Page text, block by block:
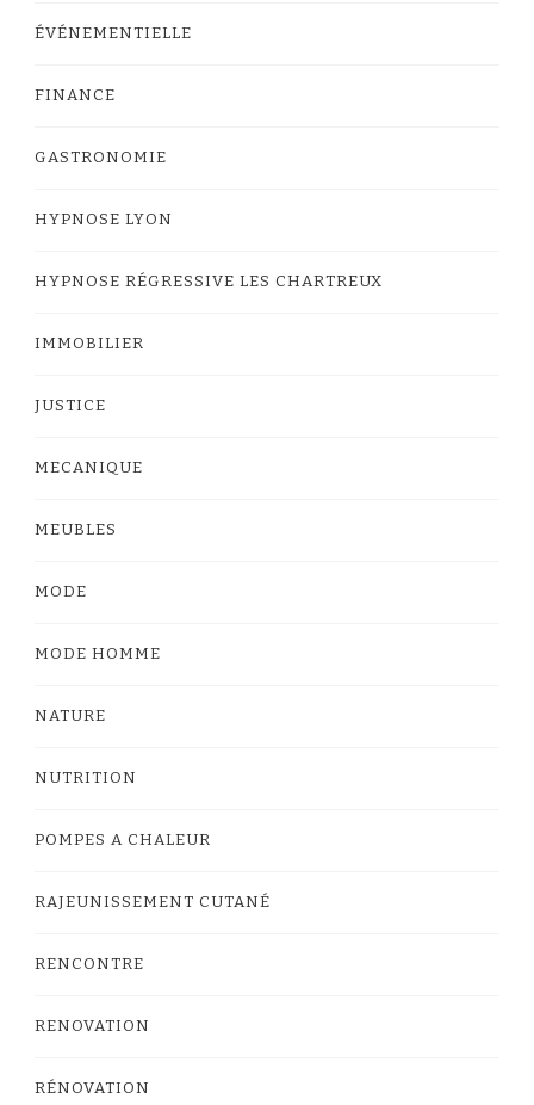
ÉVÉNEMENTIELLE
FINANCE
GASTRONOMIE
HYPNOSE LYON
HYPNOSE RÉGRESSIVE LES CHARTREUX
IMMOBILIER
JUSTICE
MECANIQUE
MEUBLES
MODE
MODE HOMME
NATURE
NUTRITION
POMPES A CHALEUR
RAJEUNISSEMENT CUTANÉ
RENCONTRE
RENOVATION
RÉNOVATION